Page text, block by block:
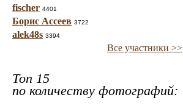
fischer 4401
Борис Ассеев 3722
alek48s 3394
Все участники >>
Топ 15
по количеству фотографий: